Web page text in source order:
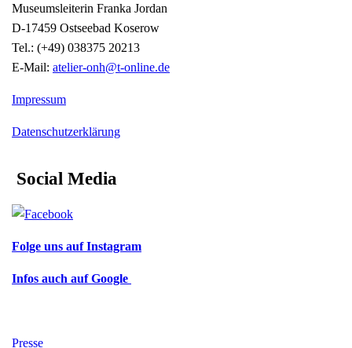
Museumsleiterin Franka Jordan
D-17459 Ostseebad Koserow
Tel.: (+49) 038375 20213
E-Mail: atelier-onh@t-online.de
Impressum
Datenschutzerklärung
Social Media
Folge uns auf Instagram
Infos auch auf Google
Presse